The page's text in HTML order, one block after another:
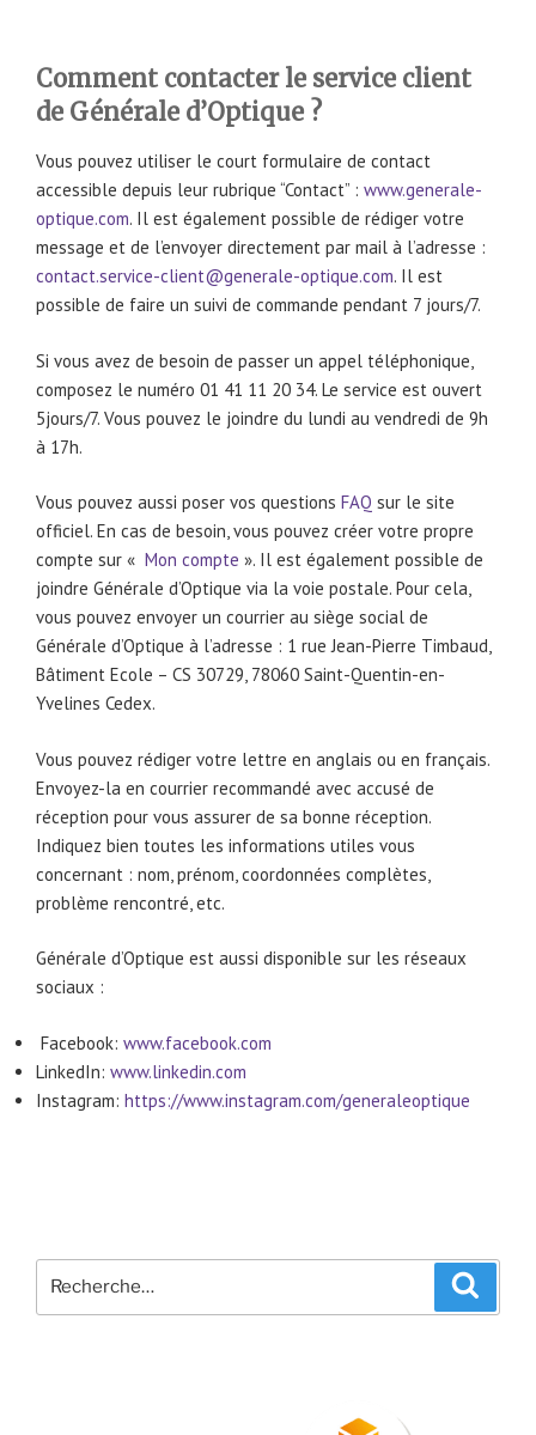
Comment contacter le service client
de Générale d’Optique ?
Vous pouvez utiliser le court formulaire de contact
accessible depuis leur rubrique “Contact” : www.generale-
optique.com. Il est également possible de rédiger votre
message et de l’envoyer directement par mail à l’adresse :
contact.service-client@generale-optique.com. Il est
possible de faire un suivi de commande pendant 7 jours/7.
Si vous avez de besoin de passer un appel téléphonique,
composez le numéro 01 41 11 20 34. Le service est ouvert
5jours/7. Vous pouvez le joindre du lundi au vendredi de 9h
à 17h.
Vous pouvez aussi poser vos questions FAQ sur le site
officiel. En cas de besoin, vous pouvez créer votre propre
compte sur « Mon compte ». Il est également possible de
joindre Générale d’Optique via la voie postale. Pour cela,
vous pouvez envoyer un courrier au siège social de
Générale d’Optique à l’adresse : 1 rue Jean-Pierre Timbaud,
Bâtiment Ecole – CS 30729, 78060 Saint-Quentin-en-
Yvelines Cedex.
Vous pouvez rédiger votre lettre en anglais ou en français.
Envoyez-la en courrier recommandé avec accusé de
réception pour vous assurer de sa bonne réception.
Indiquez bien toutes les informations utiles vous
concernant : nom, prénom, coordonnées complètes,
problème rencontré, etc.
Générale d’Optique est aussi disponible sur les réseaux
sociaux :
Facebook: www.facebook.com
LinkedIn: www.linkedin.com
Instagram: https://www.instagram.com/generaleoptique
pour